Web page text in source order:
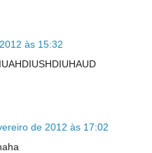
às 15:32
de 2012 às 17:02